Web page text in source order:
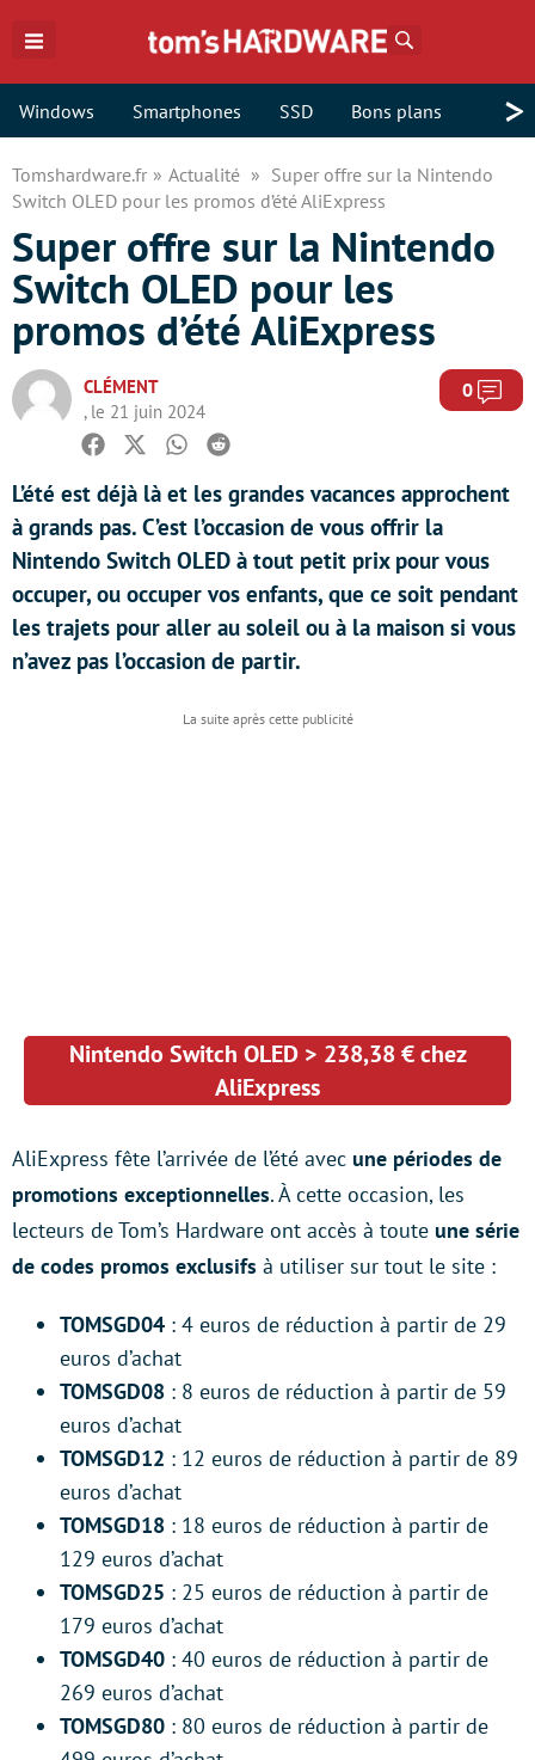
Windows Smartphones SSD Bons plans >
Tomshardware.fr Actualité
Super offre sur la Nintendo
Switch OLED pour les promos d’été AliExpress
Super offre sur la Nintendo
Switch OLED pour les
promos d’été AliExpress
CLÉMENT
, le 21 juin 2024
0
Facebook
TwitterWhatsapp
Reddit
L’été est déjà là et les grandes vacances approchent
à grands pas. C’est l’occasion de vous offrir la
Nintendo Switch OLED à tout petit prix pour vous
occuper, ou occuper vos enfants, que ce soit pendant
les trajets pour aller au soleil ou à la maison si vous
n’avez pas l’occasion de partir.
Nintendo Switch OLED > 238,38 € chez
AliExpress
AliExpress fête l’arrivée de l’été avec une périodes de
promotions exceptionnelles. À cette occasion, les
lecteurs de Tom’s Hardware ont accès à toute une série
de codes promos exclusifs à utiliser sur tout le site :
TOMSGD04 : 4 euros de réduction à partir de 29
euros d’achat
TOMSGD08 : 8 euros de réduction à partir de 59
euros d’achat
TOMSGD12 : 12 euros de réduction à partir de 89
euros d’achat
TOMSGD18 : 18 euros de réduction à partir de
129 euros d’achat
TOMSGD25 : 25 euros de réduction à partir de
179 euros d’achat
TOMSGD40 : 40 euros de réduction à partir de
269 euros d’achat
TOMSGD80 : 80 euros de réduction à partir de